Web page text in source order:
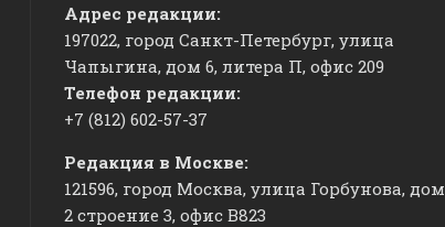
Адрес редакции:
197022, город Санкт-Петербург, улица
Чапыгина, дом 6, литера П, офис 209
Телефон редакции:
+7 (812) 602-57-37
Редакция в Москве:
121596, город Москва, улица Горбунова, дом
2 строение 3, офис ​В823